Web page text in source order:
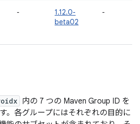
-
1.12.0-
beta02
-
内の 7 つの Maven Group ID を
。各グループにはそれぞれの目的に